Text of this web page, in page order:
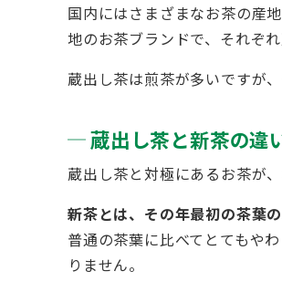
国内にはさまざまなお茶の産
地のお茶ブランドで、それぞ
蔵出し茶は煎茶が多いですが
蔵出し茶と新茶の違
蔵出し茶と対極にあるお茶が、
新茶とは、その年最初の茶葉
普通の茶葉に比べてとてもや
りません。